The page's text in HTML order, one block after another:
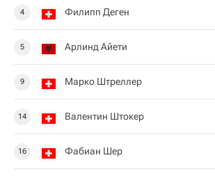
4 Филипп Деген
5 Арлинд Айети
9 Марко Штреллер
14 Валентин Штокер
16 Фабиан Шер